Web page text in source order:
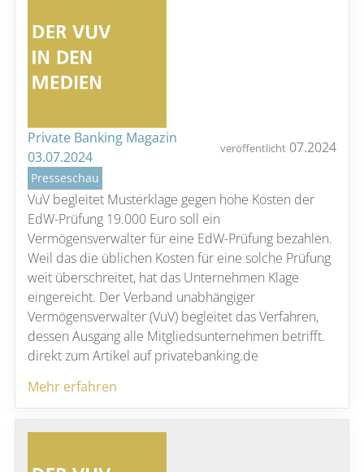
Private Banking Magazin
03.07.2024
veröffentlicht07.2024
Presseschau
VuV begleitet Musterklage gegen hohe Kosten der
EdW-Prüfung 19.000 Euro soll ein
Vermögensverwalter für eine EdW-Prüfung bezahlen.
Weil das die üblichen Kosten für eine solche Prüfung
weit überschreitet, hat das Unternehmen Klage
eingereicht. Der Verband unabhängiger
Vermögensverwalter (VuV) begleitet das Verfahren,
dessen Ausgang alle Mitgliedsunternehmen betrifft.
direkt zum Artikel auf privatebanking.de
Mehr erfahren